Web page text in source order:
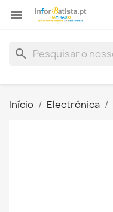

search
Início Electrónica